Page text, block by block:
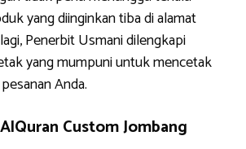
yang diinginkan tiba di alamat
Penerbit Usmani dilengkapi
yang mumpuni untuk mencetak
Anda.
Custom Jombang